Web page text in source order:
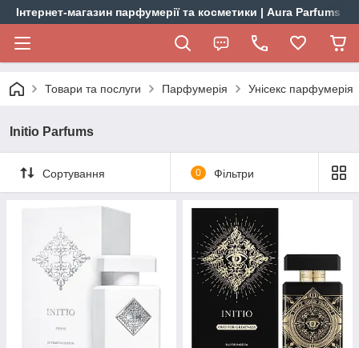
Інтернет-магазин парфумерії та косметики | Aura Parfums
Товари та послуги Парфумерія Унісекс парфумерія
Initio Parfums
Сортування 0 Фільтри